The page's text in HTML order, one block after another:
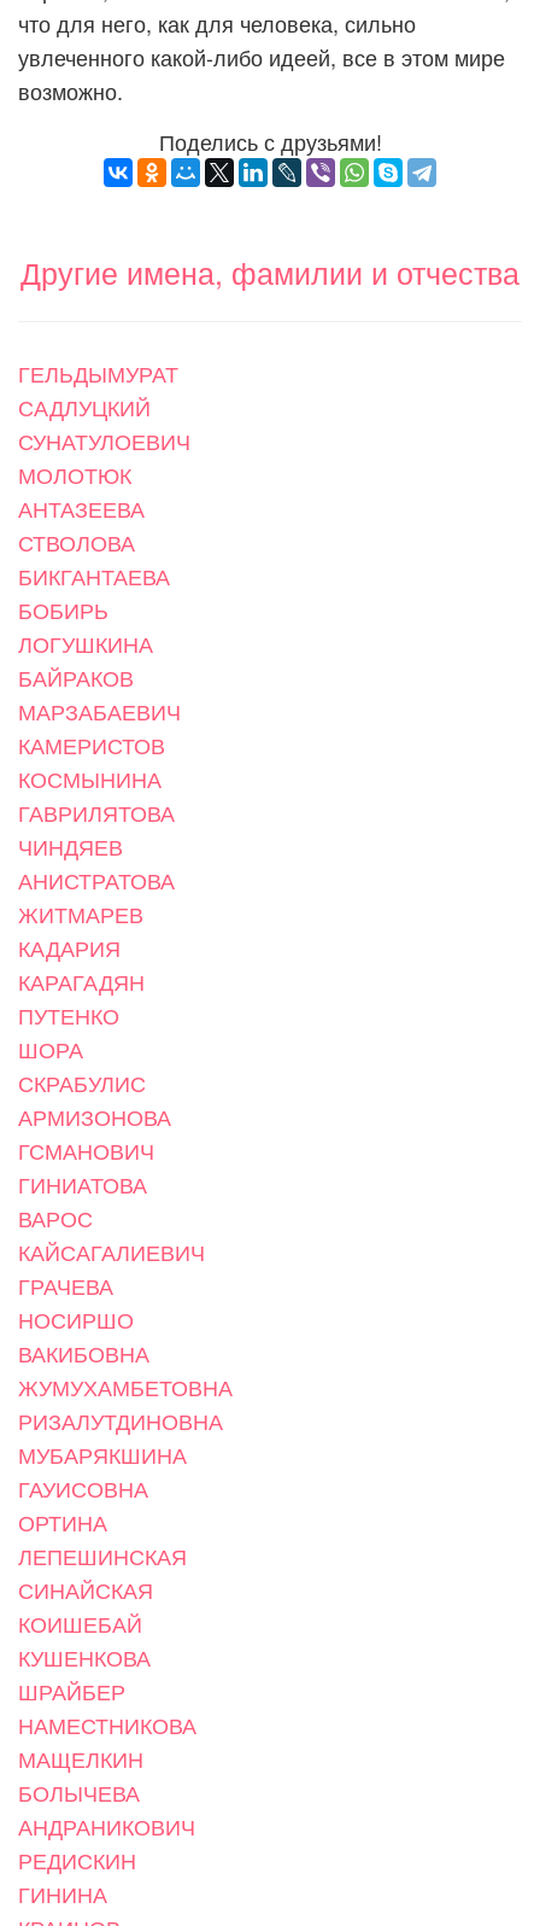
что для него, как для человека, сильно
увлеченного какой-либо идеей, все в этом мире
возможно.
Поделись с друзьями!
Другие имена, фамилии и отчества
ГЕЛЬДЫМУРАТ
САДЛУЦКИЙ
СУНАТУЛОЕВИЧ
МОЛОТЮК
АНТАЗЕЕВА
СТВОЛОВА
БИКГАНТАЕВА
БОБИРЬ
ЛОГУШКИНА
БАЙРАКОВ
МАРЗАБАЕВИЧ
КАМЕРИСТОВ
КОСМЫНИНА
ГАВРИЛЯТОВА
ЧИНДЯЕВ
АНИСТРАТОВА
ЖИТМАРЕВ
КАДАРИЯ
КАРАГАДЯН
ПУТЕНКО
ШОРА
СКРАБУЛИС
АРМИЗОНОВА
ГСМАНОВИЧ
ГИНИАТОВА
ВАРОС
КАЙСАГАЛИЕВИЧ
ГРАЧЕВА
НОСИРШО
ВАКИБОВНА
ЖУМУХАМБЕТОВНА
РИЗАЛУТДИНОВНА
МУБАРЯКШИНА
ГАУИСОВНА
ОРТИНА
ЛЕПЕШИНСКАЯ
СИНАЙСКАЯ
КОИШЕБАЙ
КУШЕНКОВА
ШРАЙБЕР
НАМЕСТНИКОВА
МАЩЕЛКИН
БОЛЫЧЕВА
АНДРАНИКОВИЧ
РЕДИСКИН
ГИНИНА